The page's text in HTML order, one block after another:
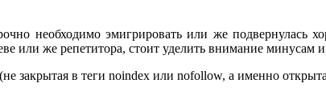
необходимо эмигрировать или же подвернулась
или же репетитора, стоит уделить внимание минусам
закрытая в теги noindex или nofollow, а именно